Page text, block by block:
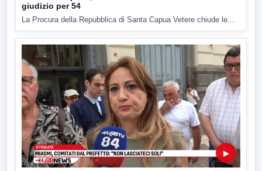
giudizio per 54
La Procura della Repubblica di Santa Capua Vetere chiude le...
▶